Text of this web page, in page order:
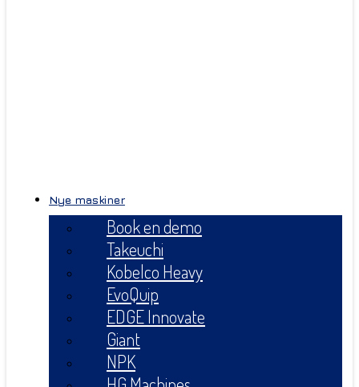
Nye maskiner
Book en demo
Takeuchi
Kobelco Heavy
EvoQuip
EDGE Innovate
Giant
NPK